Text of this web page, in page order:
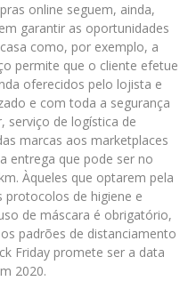
online seguem, ainda,
garantir as oportunidades
como, por exemplo, a
permite que o cliente efetue
oferecidos pelo lojista e
e com toda a segurança
serviço de logística de
marcas aos marketplaces
entrega que pode ser no
Àqueles que optarem pela
protocolos de higiene e
de máscara é obrigatório,
padrões de distanciamento
Friday promete ser a data
2020.